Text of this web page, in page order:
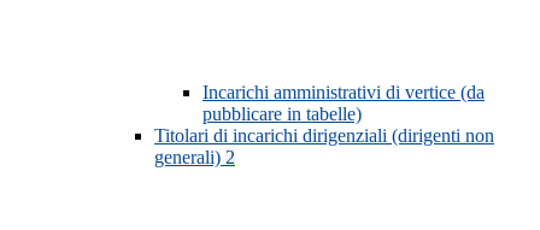
Incarichi amministrativi di vertice (da
pubblicare in tabelle)
Titolari di incarichi dirigenziali (dirigenti non
generali) 2